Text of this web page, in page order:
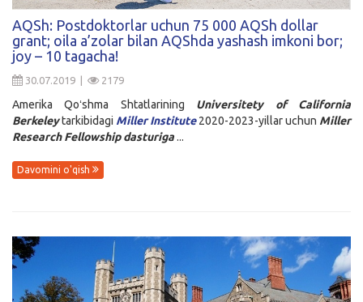
AQSh: Postdoktorlar uchun 75 000 AQSh dollar
grant; oila a’zolar bilan AQShda yashash imkoni bor;
joy – 10 tagacha!
30.07.2019 | 2179
Amerika Qoʻshma Shtatlarining Universitety of California
Berkeleytarkibidagi Miller Institute2020-2023-yillar uchun Miller
Research Fellowship dasturiga...
Davomini o'qish